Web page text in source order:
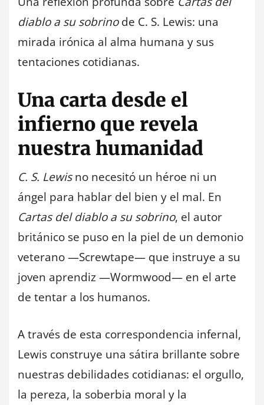
diablo a su sobrinode C. S. Lewis: una
mirada irónica al alma humana y sus
tentaciones cotidianas.
Una carta desde el
infierno que revela
nuestra humanidad
C. S. Lewisno necesitó un héroe ni un
ángel para hablar del bien y el mal. En
Cartas del diablo a su sobrino, el autor
británico se puso en la piel de un demonio
veterano —Screwtape— que instruye a su
joven aprendiz —Wormwood— en el arte
de tentar a los humanos.
A través de esta correspondencia infernal,
Lewis construye una sátira brillante sobre
nuestras debilidades cotidianas: el orgullo,
la pereza, la soberbia moral y la